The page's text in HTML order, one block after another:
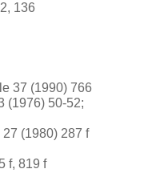
136
37 (1990) 766
(1976) 50-52;
(1980) 287 f
f, 819 f